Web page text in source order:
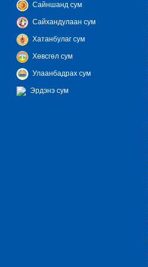
Сайншанд сум
Сайхандулаан сум
Хатанбулаг сум
Хөвсгөл сум
Улаанбадрах сум
Эрдэнэ сум